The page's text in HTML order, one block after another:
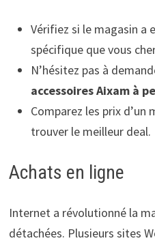
Vérifiez si le magasin a
spécifique que vous
N’hésitez pas à
accessoires Aixam à
Comparez les prix d’un
trouver le meilleur deal.
Achats en ligne
Internet a révolutionné la
détachées. Plusieurs sites